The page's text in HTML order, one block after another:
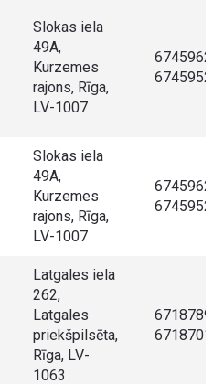
Slokas iela
49A,
Kurzemes
rajons, Rīga,
LV-1007
67459622,
67459522
Slokas iela
49A,
Kurzemes
rajons, Rīga,
LV-1007
67459622,
67459522
Latgales iela
262,
Latgales
priekšpilsēta,
Rīga, LV-
1063
67187896,
67187010